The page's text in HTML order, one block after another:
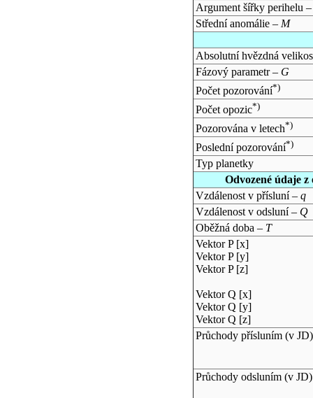
Argument šířky perihelu
Střední anomálie – M
Absolutní hvězdná
Fázový parametr – G
Počet pozorování*)
Počet opozic*)
Pozorována v letech*)
Poslední pozorování*)
Typ planetky
Odvozené údaje
Vzdálenost v přísluní – q
Vzdálenost v odsluní – Q
Oběžná doba – T
Vektor P [x]
Vektor P [y]
Vektor P [z]
Vektor Q [x]
Vektor Q [y]
Vektor Q [z]
Průchody přísluním (v JD)
Průchody odsluním (v JD)